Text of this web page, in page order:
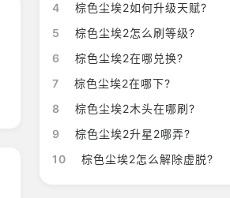
4
棕色尘埃2如何升级天赋?
5
棕色尘埃2怎么刷等级?
6
棕色尘埃2在哪兑换?
7
棕色尘埃2在哪下?
8
棕色尘埃2木头在哪刷?
9
棕色尘埃2升星2哪弄?
10
棕色尘埃2怎么解除虚脱?